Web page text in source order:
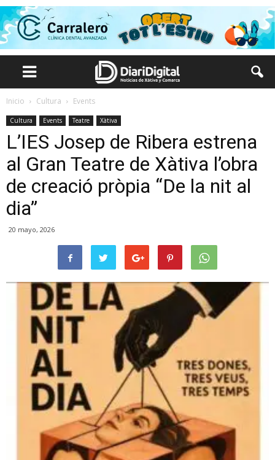
Inicio Cultura Events
Cultura Events Teatre Xàtiva
L’IES Josep de Ribera estrena
al Gran Teatre de Xàtiva l’obra
de creació pròpia “De la nit al
dia”
20 mayo, 2026